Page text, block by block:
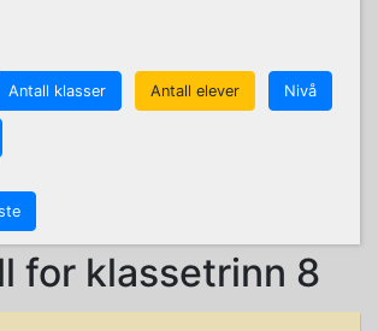
Antall klasser Antall elever Nivå
for klassetrinn 8